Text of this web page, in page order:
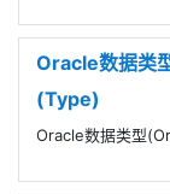
Oracle数据类
(Type)
Oracle数据类型